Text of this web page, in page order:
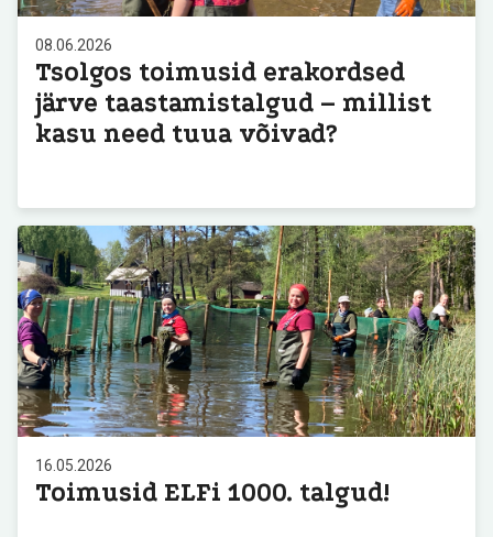
08.06.2026
Tsolgos toimusid erakordsed
järve taastamistalgud – millist
kasu need tuua võivad?
16.05.2026
Toimusid ELFi 1000. talgud!